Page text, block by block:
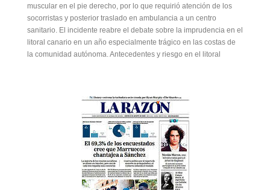
muscular en el pie derecho, por lo que requirió atención de los
socorristas y posterior traslado en ambulancia a un centro
sanitario. El incidente reabre el debate sobre la imprudencia en el
litoral canario en un año especialmente trágico en las costas de
la comunidad autónoma. Antecedentes y riesgo en el litoral